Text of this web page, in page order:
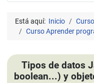
Está aquí: Inicio
Curso Aprender
Tipos de datos
boolean...) y